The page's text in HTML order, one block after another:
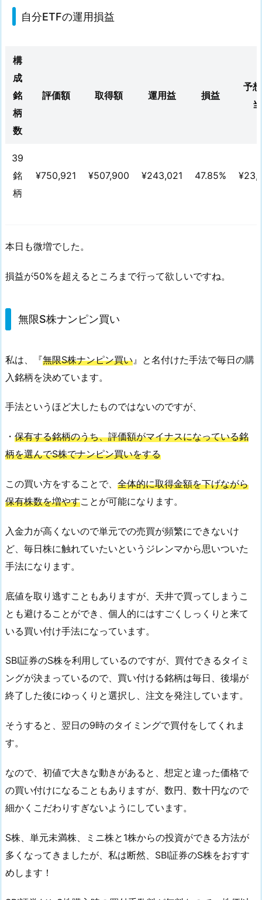
自
2.
無
ナ
ピ
買
い
自分ETFの運用損益
構
成
銘
柄
数
評価額 取得額 運用益 損益
予
当
39
銘
柄
¥750,921 ¥507,900 ¥243,021 47.85%
本日も微増でした。
損益が50%を超えるところまで行って欲しいですね。
無限S株ナンピン買い
私は、『無限S株ナンピン買い 』と名付けた手法で毎日の購
入銘柄を決めています。
手法というほど大したものではないのですが、
・ 保有する銘柄のうち、評価額がマイナスになっている銘
柄を選んでS株でナンピン買いをする
この買い方をすることで、 全体的に取得金額を下げながら
保有株数を増やすことが可能になります。
入金力が高くないので単元での売買が頻繁にできないけ
ど、毎日株に触れていたいというジレンマから思いついた
手法になります。
底値を取り逃すこともありますが、天井で買ってしまうこ
とも避けることができ、個人的にはすごくしっくりと来て
いる買い付け手法になっています。
SBI証券のS株を利用しているのですが、買付できるタイミ
ングが決まっているので、買い付ける銘柄は毎日、後場が
終了した後にゆっくりと選択し、注文を発注しています。
そうすると、翌日の9時のタイミングで買付をしてくれま
す。
なので、初値で大きな動きがあると、想定と違った価格で
の買い付けになることもありますが、数円、数十円なので
細かくこだわりすぎないようにしています。
S株、単元未満株、ミニ株と1株からの投資ができる方法が
多くなってきましたが、私は断然、SBI証券のS株をおすす
めします！